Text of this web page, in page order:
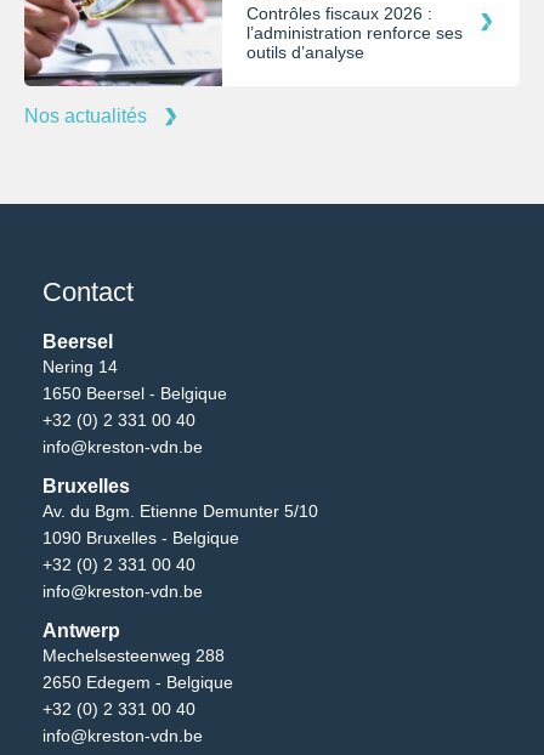
Contrôles fiscaux 2026 :
l’administration renforce ses
outils d’analyse
Nos actualités
Contact
Beersel
Nering 14
1650 Beersel - Belgique
+32 (0) 2 331 00 40
info@kreston-vdn.be
Bruxelles
Av. du Bgm. Etienne Demunter 5/10
1090 Bruxelles - Belgique
+32 (0) 2 331 00 40
info@kreston-vdn.be
Antwerp
Mechelsesteenweg 288
2650 Edegem - Belgique
+32 (0) 2 331 00 40
info@kreston-vdn.be